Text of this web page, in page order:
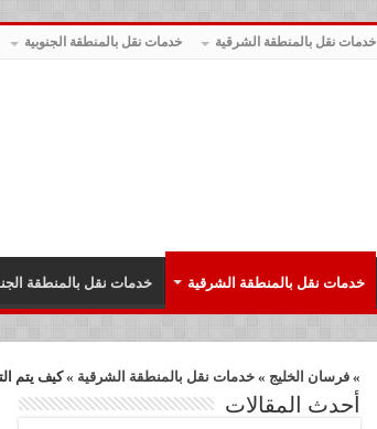
خدمات نقل بالمنطقة الشرقية خدمات نقل بالمنطقة الجنوبية
خدمات نقل بالمنطقة الشرقية خدمات نقل بالمنطقة
»فرسان الخليج »خدمات نقل بالمنطقة الشرقية »كيف يتم
أحدث المقالات